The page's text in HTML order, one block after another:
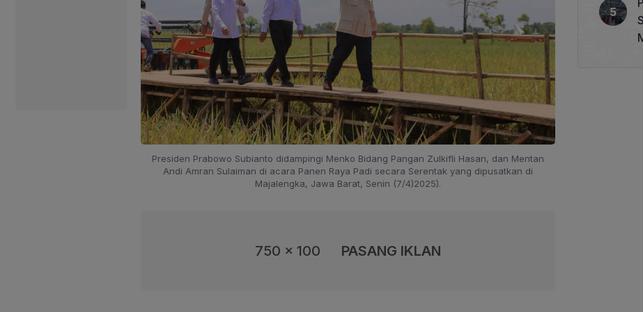
Presiden Prabowo Subianto didampingi Menko Bidang Pangan Zulkifli Hasan, dan Mentan
Andi Amran Sulaiman di acara Panen Raya Padi secara Serentak yang dipusatkan di
Majalengka, Jawa Barat, Senin (7/4)2025).
750 x 100 PASANG IKLAN